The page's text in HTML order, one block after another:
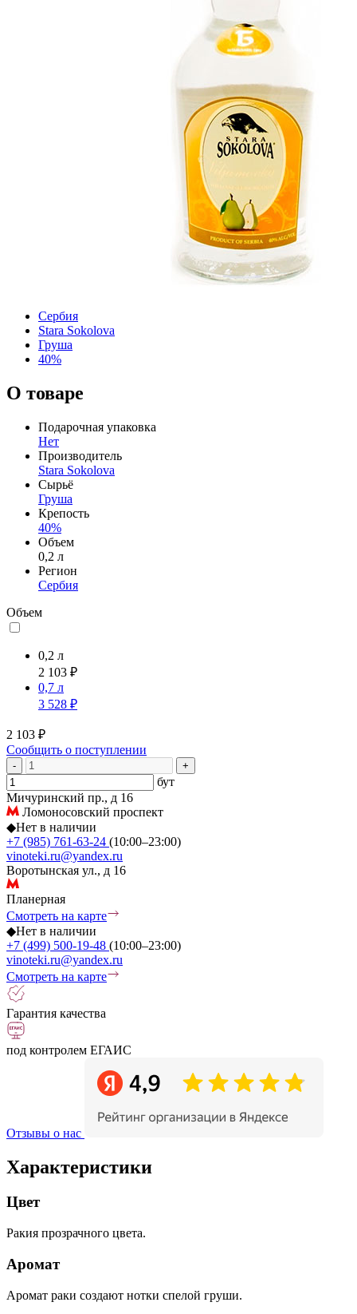
Сербия
Stara Sokolova
Груша
40%
О товаре
Подарочная упаковка
Нет
Производитель
Stara Sokolova
Сырьё
Груша
Крепость
40%
Объем
0,2 л
Регион
Сербия
Объем
0,2 л
2 103 ₽
0,7 л
3 528 ₽
2 103 ₽
Сообщить о поступлении
- +
бут
Мичуринский пр., д 16
Ломоносовский проспект
◆Нет в наличии
+7 (985) 761-63-24 (10:00–23:00)
vinoteki.ru@yandex.ru
Воротынская ул., д 16
Планерная
Смотреть на карте
◆Нет в наличии
+7 (499) 500-19-48 (10:00–23:00)
vinoteki.ru@yandex.ru
Смотреть на карте
Гарантия качества
под контролем ЕГАИС
Отзывы о нас
Характеристики
Цвет
Ракия прозрачного цвета.
Аромат
Аромат раки создают нотки спелой груши.